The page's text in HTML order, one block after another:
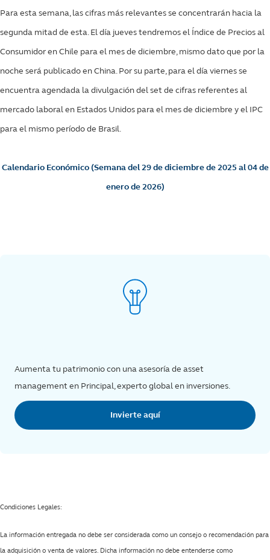
Para esta semana, las cifras más relevantes se concentrarán hacia la
segunda mitad de esta. El día jueves tendremos el Índice de Precios al
Consumidor en Chile para el mes de diciembre, mismo dato que por la
noche será publicado en China. Por su parte, para el día viernes se
encuentra agendada la divulgación del set de cifras referentes al
mercado laboral en Estados Unidos para el mes de diciembre y el IPC
para el mismo período de Brasil.
Calendario Económico (Semana del 29 de diciembre de 2025 al 04 de
enero de 2026)
Aumenta tu patrimonio con una asesoría de asset
management en Principal, experto global en inversiones.
Invierte aquí